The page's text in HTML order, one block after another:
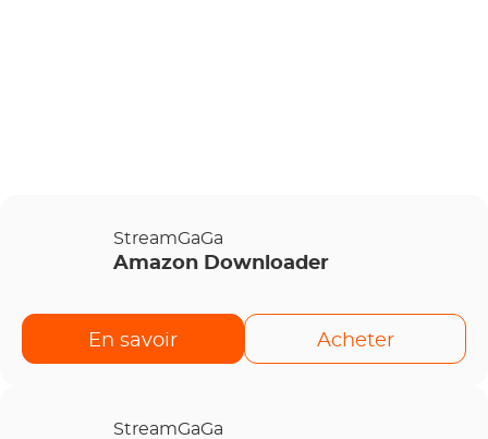
StreamGaGa
Amazon Downloader
En savoir Acheter
StreamGaGa